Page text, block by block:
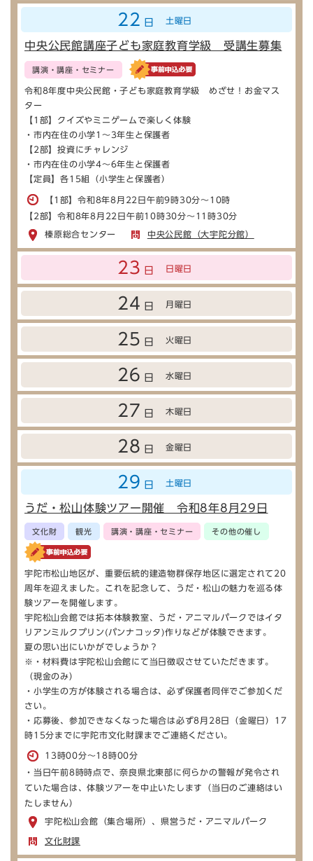
22 日 土曜日
中央公民館講座子ども家庭教育学級 受講生募集
講演・講座・セミナー
令和8年度中央公民館・子ども家庭教育学級 めざせ！お金マス
ター
【1部】クイズやミニゲームで楽しく体験
・市内在住の小学1～3年生と保護者
【2部】投資にチャレンジ
・市内在住の小学4～6年生と保護者
【定員】各15組（小学生と保護者）
【1部】令和8年8月22日午前9時30分～10時
【2部】令和8年8月22日午前10時30分～11時30分
榛原総合センター 中央公民館（大宇陀分館）
23 日 日曜日
24 日 月曜日
25 日 火曜日
26 日 水曜日
27 日 木曜日
28 日 金曜日
29 日 土曜日
うだ・松山体験ツアー開催 令和8年8月29日
文化財 観光 講演・講座・セミナー その他の催し
宇陀市松山地区が、重要伝統的建造物群保存地区に選定されて20
周年を迎えました。これを記念して、うだ・松山の魅力を巡る体
験ツアーを開催します。
宇陀松山会館では拓本体験教室、うだ・アニマルパークではイタ
リアンミルクプリン(パンナコッタ)作りなどが体験できます。
夏の思い出にいかがでしょうか？
※・材料費は宇陀松山会館にて当日徴収させていただきます。
（現金のみ）
・小学生の方が体験される場合は、必ず保護者同伴でご参加くだ
さい。
・応募後、参加できなくなった場合は必ず8月28日（金曜日）17
時15分までに宇陀市文化財課までご連絡ください。
13時00分～18時00分
・当日午前8時時点で、奈良県北東部に何らかの警報が発令され
ていた場合は、体験ツアーを中止いたします（当日のご連絡はい
たしません）
宇陀松山会館（集合場所）、県営うだ・アニマルパーク
文化財課